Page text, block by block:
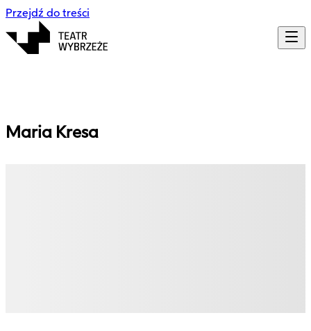
Przejdź do treści
Maria Kresa